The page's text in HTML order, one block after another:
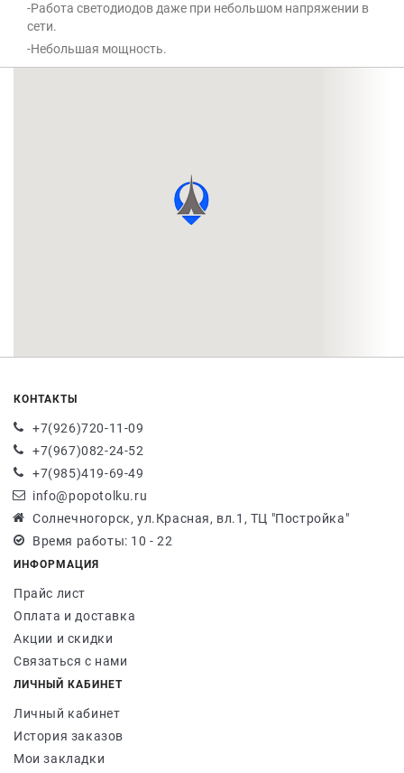
-Работа светодиодов даже при небольшом напряжении в
сети.
-Небольшая мощность.
КОНТАКТЫ
+7(926)720-11-09
+7(967)082-24-52
+7(985)419-69-49
info@popotolku.ru
Солнечногорск, ул.Красная, вл.1, ТЦ "Постройка"
Время работы: 10 - 22
ИНФОРМАЦИЯ
Прайс лист
Оплата и доставка
Акции и скидки
Связаться с нами
ЛИЧНЫЙ КАБИНЕТ
Личный кабинет
История заказов
Мои закладки